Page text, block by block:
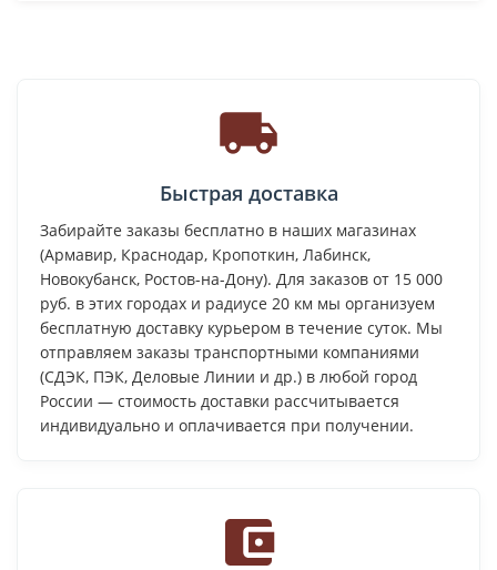
Быстрая доставка
Забирайте заказы бесплатно в наших магазинах
(Армавир, Краснодар, Кропоткин, Лабинск,
Новокубанск, Ростов-на-Дону). Для заказов от 15 000
руб. в этих городах и радиусе 20 км мы организуем
бесплатную доставку курьером в течение суток. Мы
отправляем заказы транспортными компаниями
(СДЭК, ПЭК, Деловые Линии и др.) в любой город
России — стоимость доставки рассчитывается
индивидуально и оплачивается при получении.